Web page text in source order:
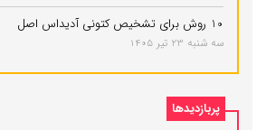
10 روش برای تشخیص کتونی آدیداس اصل
سه شنبه 23 تیر 1405
پربازدیدها